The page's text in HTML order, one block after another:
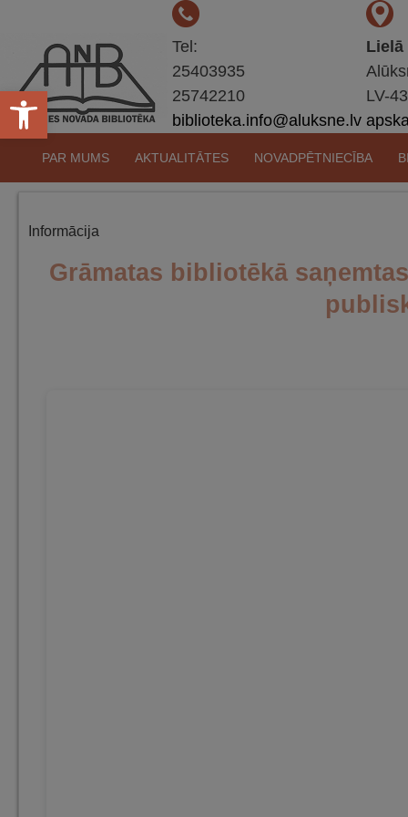
Open toolbar
Tel:
25403935
25742210
biblioteka.info@aluksne.lv
Lielā
LV-
Pāriet
saturu
PAR MUMS AKTUALITĀTES NOVADPĒTNIECĪBA
Informācija
Grāmatas bibliotēkā